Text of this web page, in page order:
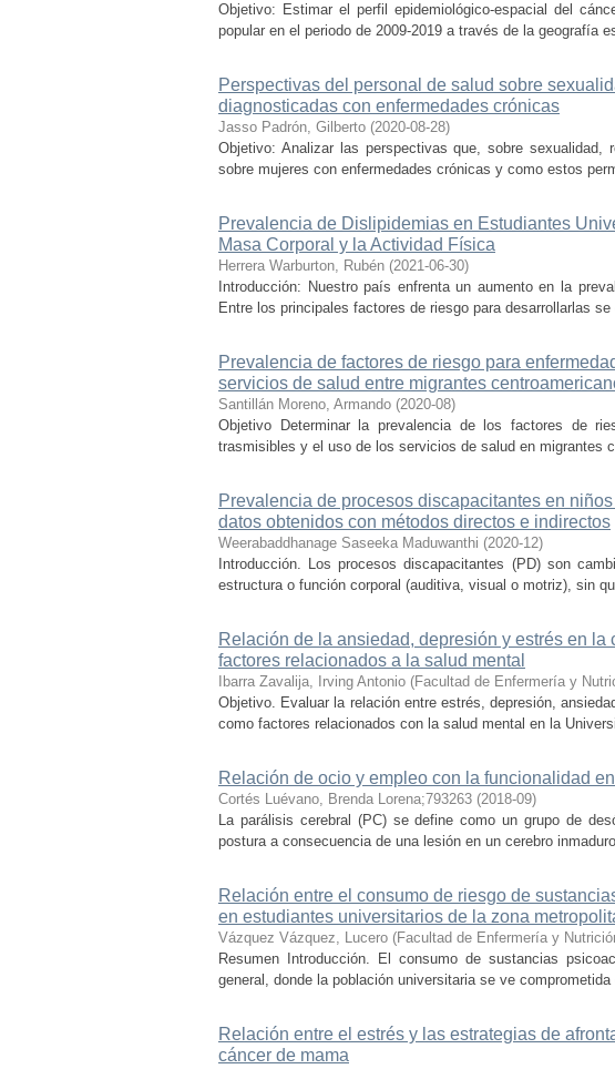
Objetivo: Estimar el perfil epidemiológico-espacial del
popular en el periodo de 2009-2019 a través de la geografía
Perspectivas del personal de salud sobre
diagnosticadas con enfermedades crónicas
Jasso Padrón, Gilberto (2020-08-28)
Objetivo: Analizar las perspectivas que, sobre sexualidad,
sobre mujeres con enfermedades crónicas y como estos
Prevalencia de Dislipidemias en Estudiantes
Masa Corporal y la Actividad Física
Herrera Warburton, Rubén (2021-06-30)
Introducción: Nuestro país enfrenta un aumento en la
Entre los principales factores de riesgo para desarrollarlas
Prevalencia de factores de riesgo para
servicios de salud entre migrantes
Santillán Moreno, Armando (2020-08)
Objetivo Determinar la prevalencia de los factores de
trasmisibles y el uso de los servicios de salud en migrantes
Prevalencia de procesos discapacitantes en
datos obtenidos con métodos directos e indirectos
Weerabaddhanage Saseeka Maduwanthi (2020-12)
Introducción. Los procesos discapacitantes (PD) son
estructura o función corporal (auditiva, visual o motriz), sin
Relación de la ansiedad, depresión y estrés en
factores relacionados a la salud mental
Ibarra Zavalija, Irving Antonio (Facultad de Enfermería y
Objetivo. Evaluar la relación entre estrés, depresión,
como factores relacionados con la salud mental en la
Relación de ocio y empleo con la funcionalidad
Cortés Luévano, Brenda Lorena;793263 (2018-09)
La parálisis cerebral (PC) se define como un grupo de
postura a consecuencia de una lesión en un cerebro
Relación entre el consumo de riesgo de
en estudiantes universitarios de la zona
Vázquez Vázquez, Lucero (Facultad de Enfermería y
Resumen Introducción. El consumo de sustancias
general, donde la población universitaria se ve
Relación entre el estrés y las estrategias de
cáncer de mama